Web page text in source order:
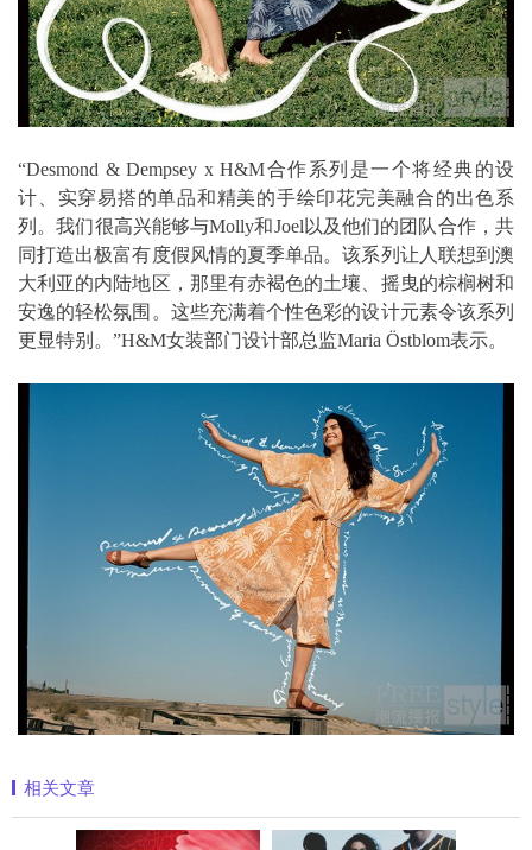
“Desmond & Dempsey x H&M合作系列是一个将经典的设
计、实穿易搭的单品和精美的手绘印花完美融合的出色系
列。我们很高兴能够与Molly和Joel以及他们的团队合作，共
同打造出极富有度假风情的夏季单品。该系列让人联想到澳
大利亚的内陆地区，那里有赤褐色的土壤、摇曳的棕榈树和
安逸的轻松氛围。这些充满着个性色彩的设计元素令该系列
更显特别。”H&M女装部门设计部总监Maria Östblom表示。
相关文章